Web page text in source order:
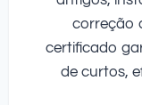
correção
certificado
de curtos,